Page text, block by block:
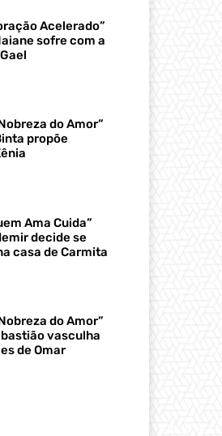
Acelerado”
sofre com a
do Amor”
propõe
Ama Cuida”
decide se
casa de Carmita
do Amor”
vasculha
de Omar